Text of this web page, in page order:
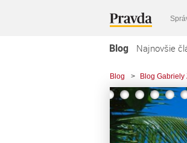
Blog Najnovšie
Blog > Blog Gabriely